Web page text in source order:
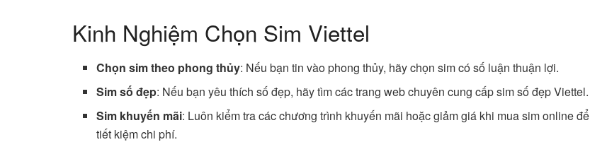
Kinh Nghiệm Chọn Sim Viettel
Chọn sim theo phong thủy: Nếu bạn tin vào phong thủy, hãy chọn sim có số luận thuận lợi.
Sim số đẹp: Nếu bạn yêu thích số đẹp, hãy tìm các trang web chuyên cung cấp sim số đẹp Viettel.
Sim khuyến mãi: Luôn kiểm tra các chương trình khuyến mãi hoặc giảm giá khi mua sim online để
tiết kiệm chi phí.